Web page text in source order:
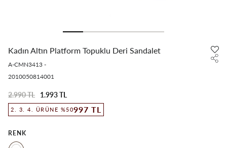
Kadın Altın Platform Topuklu Deri Sandalet
A-CMN3413 -
2010050814001
2.990 TL 1.993 TL
2. 3. 4. ÜRÜNE %50997 TL
RENK